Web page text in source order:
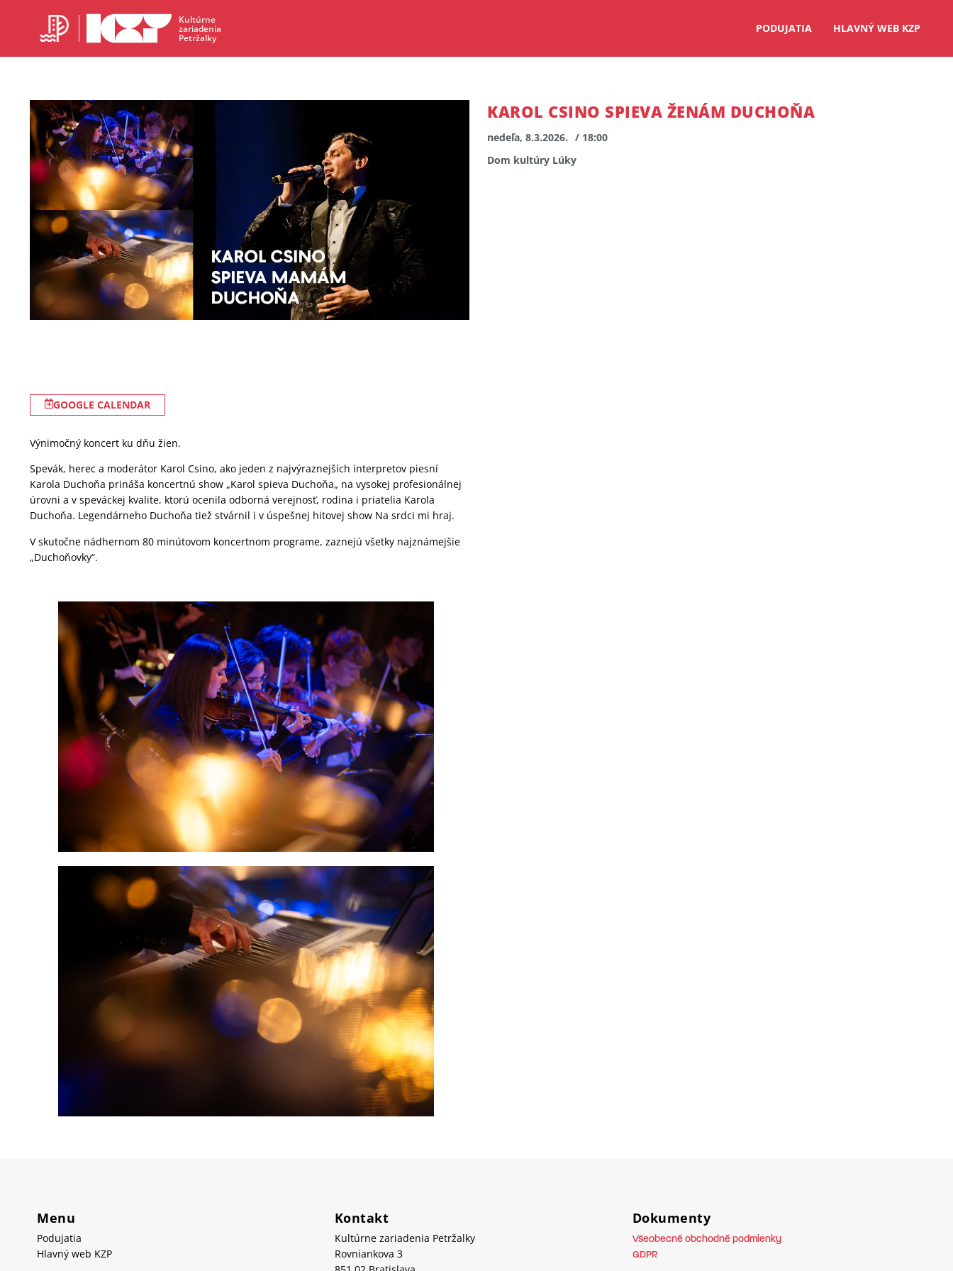
Kultúrne
zariadenia
Petržalky
PODUJATIA HLAVNÝ WEB KZP
KAROL CSINO SPIEVA ŽENÁM DUCHOŇA
nedeľa, 8.3.2026. / 18:00
Dom kultúry Lúky
GOOGLE CALENDAR
Výnimočný koncert ku dňu žien.
Spevák, herec a moderátor Karol Csino, ako jeden z najvýraznejších interpretov piesní
Karola Duchoňa prináša koncertnú show „Karol spieva Duchoňa„ na vysokej profesionálnej
úrovni a v speváckej kvalite, ktorú ocenila odborná verejnosť, rodina i priatelia Karola
Duchoňa. Legendárneho Duchoňa tiež stvárnil i v úspešnej hitovej show Na srdci mi hraj.
V skutočne nádhernom 80 minútovom koncertnom programe, zaznejú všetky najznámejšie
„Duchoňovky“.
Menu
Podujatia
Hlavný web KZP
Kontakt
Kultúrne zariadenia Petržalky
Rovniankova 3
Dokumenty
Všeobecné obchodné podmienky
GDPR